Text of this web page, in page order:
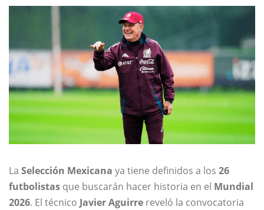
La Selección Mexicana ya tiene definidos a los 26
futbolistas que buscarán hacer historia en el Mundial
2026. El técnico Javier Aguirre reveló la convocatoria